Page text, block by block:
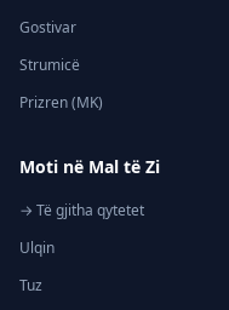
Gostivar
Strumicë
Prizren (MK)
Moti në Mal të Zi
→ Të gjitha qytetet
Ulqin
Tuz